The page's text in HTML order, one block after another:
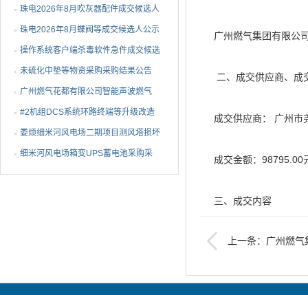
广州燃气集团有限公
二、成交供应商、成
成交供应商： 广州市
成交金额：98795.00
三、成交内容
广州燃气集团有限
四、采购方联系方式
上一条：广州燃
告
珠电2026年8月吹灰器配件成交候选人
公示
珠电2026年8月蝶阀等成交候选人公示
操作系统客户端杀毒软件急件成交候选
人公示
未硫化中垫等物资采购采购结果公告
广州燃气花都有限公司智能声波燃气
PE管道定位仪采购项目采...
#2机组DCS系统环路终端等升级改造
物资公开询比采购采购结...
娄烦细米河风电场二期项目测风塔损坏
设备采购采购结果公告
细米河风电场箱变UPS蓄电池采购采
购结果公告